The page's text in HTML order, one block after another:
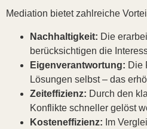
Mediation bietet zahlreiche
Nachhaltigkeit: Die
berücksichtigen die
Eigenverantwortung: Die
Lösungen selbst – das
Zeiteffizienz: Durch den
Konflikte schneller gelöst
Kosteneffizienz: Im